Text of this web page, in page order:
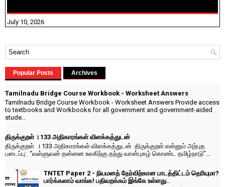
July 10, 2026
Popular Posts Archives
Tamilnadu Bridge Course Workbook - Worksheet Answers
Tamilnadu Bridge Course Workbook - Worksheet Answers Provide access
to textbooks and Workbooks for all government and government-aided
stude...
திருக்குறள் । 133 அதிகாரங்கள் விளக்கத்துடன்
திருக்குறள் । 133 அதிகாரங்கள் விளக்கத்துடன் திருக்குறள் என்னும் அற்புத
படைப்பு: “வள்ளுவன் தன்னை உலகிற்கு தந்து வான்புகழ் கொண்ட தமிழ்நாடு”...
TNTET Paper 2 - நியமனத் தேர்விற்கான பாடத்திட்டம் தெரியுமா?
பார்க்கலாம் வாங்க! பதிவறக்கம் இங்கே உள்ளது..